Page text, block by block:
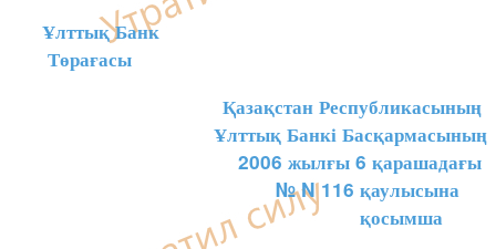
Ұлттық Банк
Төрағасы
Қазақстан Республикасының
Ұлттық Банкі Басқармасының
2006 жылғы 6 қарашадағы
№ N 116 қаулысына
қосымша